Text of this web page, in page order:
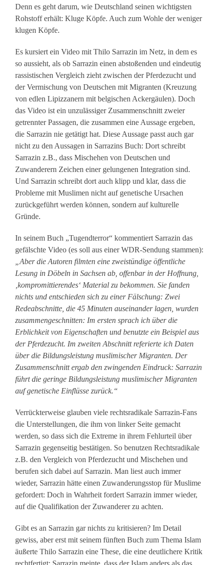
Denn es geht darum, wie Deutschland seinen wichtigsten
Rohstoff erhält: Kluge Köpfe. Auch zum Wohle der weniger
klugen Köpfe.
Es kursiert ein Video mit Thilo Sarrazin im Netz, in dem es
so aussieht, als ob Sarrazin einen abstoßenden und eindeutig
rassistischen Vergleich zieht zwischen der Pferdezucht und
der Vermischung von Deutschen mit Migranten (Kreuzung
von edlen Lipizzanern mit belgischen Ackergäulen). Doch
das Video ist ein unzulässiger Zusammenschnitt zweier
getrennter Passagen, die zusammen eine Aussage ergeben,
die Sarrazin nie getätigt hat. Diese Aussage passt auch gar
nicht zu den Aussagen in Sarrazins Buch: Dort schreibt
Sarrazin z.B., dass Mischehen von Deutschen und
Zuwanderern Zeichen einer gelungenen Integration sind.
Und Sarrazin schreibt dort auch klipp und klar, dass die
Probleme mit Muslimen nicht auf genetische Ursachen
zurückgeführt werden können, sondern auf kulturelle
Gründe.
In seinem Buch „Tugendterror“ kommentiert Sarrazin das
gefälschte Video (es soll aus einer WDR-Sendung stammen):
„Aber die Autoren filmten eine zweistündige öffentliche
Lesung in Döbeln in Sachsen ab, offenbar in der Hoffnung,
‚kompromittierendes‘ Material zu bekommen. Sie fanden
nichts und entschieden sich zu einer Fälschung: Zwei
Redeabschnitte, die 45 Minuten auseinander lagen, wurden
zusammengeschnitten: Im ersten sprach ich über die
Erblichkeit von Eigenschaften und benutzte ein Beispiel aus
der Pferdezucht. Im zweiten Abschnitt referierte ich Daten
über die Bildungsleistung muslimischer Migranten. Der
Zusammenschnitt ergab den zwingenden Eindruck: Sarrazin
führt die geringe Bildungsleistung muslimischer Migranten
auf genetische Einflüsse zurück.“
Verrückterweise glauben viele rechtsradikale Sarrazin-Fans
die Unterstellungen, die ihm von linker Seite gemacht
werden, so dass sich die Extreme in ihrem Fehlurteil über
Sarrazin gegenseitig bestätigen. So benutzen Rechtsradikale
z.B. den Vergleich von Pferdezucht und Mischehen und
berufen sich dabei auf Sarrazin. Man liest auch immer
wieder, Sarrazin hätte einen Zuwanderungsstop für Muslime
gefordert: Doch in Wahrheit fordert Sarrazin immer wieder,
auf die Qualifikation der Zuwanderer zu achten.
Gibt es an Sarrazin gar nichts zu kritisieren? Im Detail
gewiss, aber erst mit seinem fünften Buch zum Thema Islam
äußerte Thilo Sarrazin eine These, die eine deutlichere Kritik